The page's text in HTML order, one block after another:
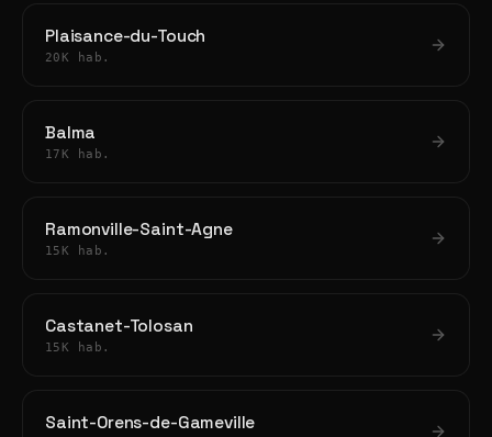
Plaisance-du-Touch
20K hab.
Balma
17K hab.
Ramonville-Saint-Agne
15K hab.
Castanet-Tolosan
15K hab.
Saint-Orens-de-Gameville